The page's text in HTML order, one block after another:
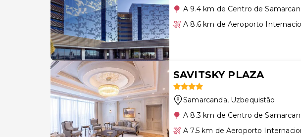
A 9.4 km de Centro de
A 8.6 km de Aeroporto
SAVITSKY PLAZA
Samarcanda, Uzbequistão
A 8.3 km de Centro de
A 7.5 km de Aeroporto